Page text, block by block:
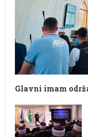
Glavni imam